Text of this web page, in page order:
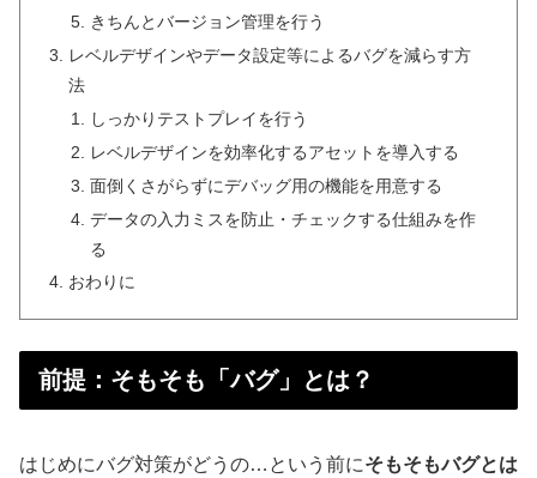
きちんとバージョン管理を行う
レベルデザインやデータ設定等によるバグを減らす方
法
しっかりテストプレイを行う
レベルデザインを効率化するアセットを導入する
面倒くさがらずにデバッグ用の機能を用意する
データの入力ミスを防止・チェックする仕組みを作
る
おわりに
前提：そもそも「バグ」とは？
はじめにバグ対策がどうの…という前にそもそもバグとは